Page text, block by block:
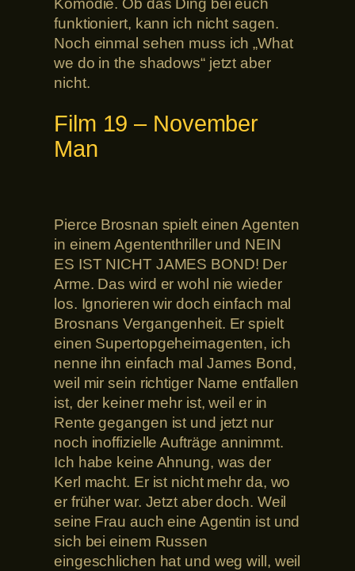
funktioniert, kann ich nicht sagen.
Noch einmal sehen muss ich „What
we do in the shadows“ jetzt aber
nicht.
Film 19 – November
Man
Pierce Brosnan spielt einen Agenten
in einem Agententhriller und NEIN
ES IST NICHT JAMES BOND! Der
Arme. Das wird er wohl nie wieder
los. Ignorieren wir doch einfach mal
Brosnans Vergangenheit. Er spielt
einen Supertopgeheimagenten, ich
nenne ihn einfach mal James Bond,
weil mir sein richtiger Name entfallen
ist, der keiner mehr ist, weil er in
Rente gegangen ist und jetzt nur
noch inoffizielle Aufträge annimmt.
Ich habe keine Ahnung, was der
Kerl macht. Er ist nicht mehr da, wo
er früher war. Jetzt aber doch. Weil
seine Frau auch eine Agentin ist und
sich bei einem Russen
eingeschlichen hat und weg will, weil